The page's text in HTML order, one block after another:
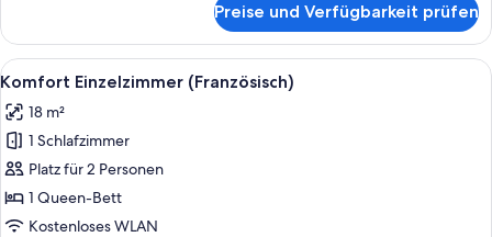
den
Innenhof
(French)
anzeigen
Doppelzimmer,
Queen-
Nichtraucher,
Blick
auf
den
Innenhof
(French)
Preise und Verfügbarkeit prüfen
Alle
Fotos
für
Komfort
Einzelzimmer
(Französisch)
anzeigen
Ein Hotelzimmer mit einem großen
10
Komfort Einzelzimmer (Französisch)
18 m²
1 Schlafzimmer
Platz für 2 Personen
1 Queen-Bett
Kostenloses WLAN